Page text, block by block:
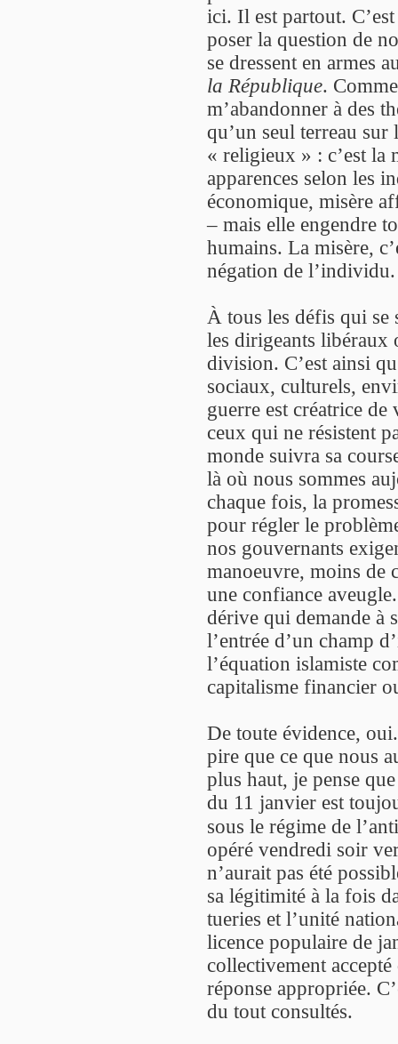
ici. Il est partout.
poser la question de
se dressent en armes
la République.
m’abandonner à des
qu’un seul terreau sur
« religieux » : c’est la
apparences selon les
économique, misère
– mais elle engendre
humains. La misère,
négation de l’individu.
À tous les défis qui se
les dirigeants libéraux
division. C’est ainsi
sociaux, culturels,
guerre est créatrice de
ceux qui ne résistent
monde suivra sa
là où nous sommes
chaque fois, la
pour régler le
nos gouvernants
manoeuvre, moins de
une confiance
dérive qui demande à
l’entrée d’un champ
l’équation islamiste
capitalisme financier
De toute évidence,
pire que ce que nous
plus haut, je pense
du 11 janvier est
sous le régime de
opéré vendredi soir
n’aurait pas été
sa légitimité à la fois
tueries et l’unité
licence populaire de
collectivement
réponse appropriée.
du tout consultés.